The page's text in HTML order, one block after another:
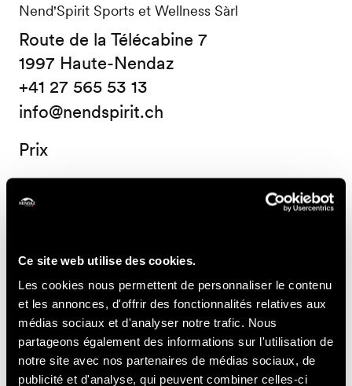
Ce site web utilise des cookies.
Les cookies nous permettent de personnaliser le contenu
et les annonces, d'offrir des fonctionnalités relatives aux
médias sociaux et d'analyser notre trafic. Nous
partageons également des informations sur l'utilisation de
notre site avec nos partenaires de médias sociaux, de
publicité et d'analyse, qui peuvent combiner celles-ci
Nend'Spirit Sports et Wellness Sàrl
Route de la Télécabine 7
1997 Haute-Nendaz
+41 27 565 53 13
info@nendspirit.ch
Prix
Prix (ticket en vente à Nendaz Tourisme)
Informations pratiques
- Inscriptions obligatoires auprès du Nend'Spirit
- Possibilité d'acheter une carte multi-cours auprès de